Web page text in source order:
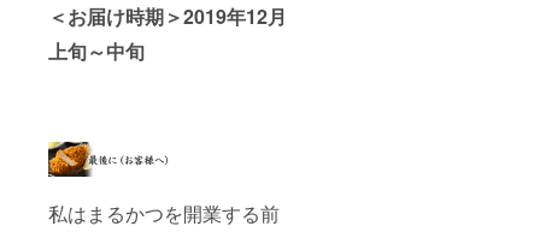
＜お届け時期＞2019年12月
上旬～中旬
私はまるかつを開業する前